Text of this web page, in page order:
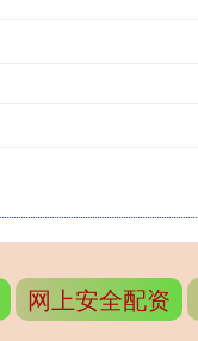
网上安全配资